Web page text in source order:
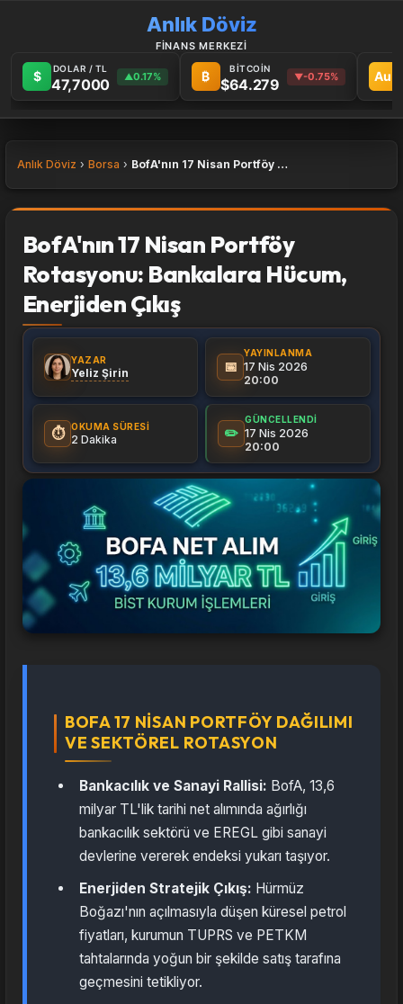
Anlık Döviz
FİNANS MERKEZİ
$ DOLAR / TL
47,7000 ▲0.17% ₿ BİTCOİN
$64.279 ▼-0.75% Au
Anlık Döviz Borsa BofA'nın 17 Nisan Portföy Rotasyonu: Bankalara Hücum, Enerjiden Çıkış
BofA'nın 17 Nisan Portföy
Rotasyonu: Bankalara Hücum,
Enerjiden Çıkış
YAZAR
Yeliz Şirin 📅
YAYINLANMA
17 Nis 2026
20:00
⏱️ OKUMA SÜRESI
2 Dakika ✏️
GÜNCELLENDI
17 Nis 2026
20:00
BOFA 17 NISAN PORTFÖY DAĞILIMI
VE SEKTÖREL ROTASYON
Bankacılık ve Sanayi Rallisi: BofA, 13,6
milyar TL'lik tarihi net alımında ağırlığı
bankacılık sektörü ve EREGL gibi sanayi
devlerine vererek endeksi yukarı taşıyor.
Enerjiden Stratejik Çıkış: Hürmüz
Boğazı'nın açılmasıyla düşen küresel petrol
fiyatları, kurumun TUPRS ve PETKM
tahtalarında yoğun bir şekilde satış tarafına
geçmesini tetikliyor.